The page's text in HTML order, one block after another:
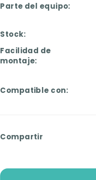
Parte del equipo:
Stock:
Facilidad de
montaje:
Compatible con:
Compartir